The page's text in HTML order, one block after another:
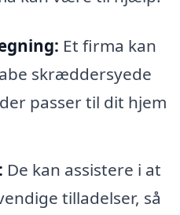
Et firma kan
skræddersyede
passer til dit hjem
De kan assistere i at
tilladelser, så